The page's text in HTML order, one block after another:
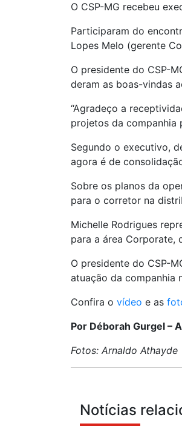
O CSP-MG recebeu
Participaram do
Lopes Melo (gerente
O presidente do CSP-
deram as boas-vindas
“Agradeço a
projetos da companhia
Segundo o executivo,
agora é de
Sobre os planos da
para o corretor na
Michelle Rodrigues
para a área Corporate,
O presidente do CSP-
atuação da companhia
Confira o vídeo e as
Por Déborah Gurgel –
Fotos: Arnaldo Athayde
Notícias